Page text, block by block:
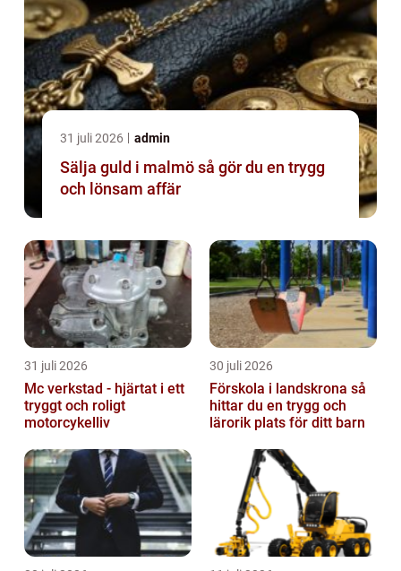
31 juli 2026 admin
Sälja guld i malmö så gör du en trygg
och lönsam affär
31 juli 2026
Mc verkstad - hjärtat i ett
tryggt och roligt
motorcykelliv
30 juli 2026
Förskola i landskrona så
hittar du en trygg och
lärorik plats för ditt barn